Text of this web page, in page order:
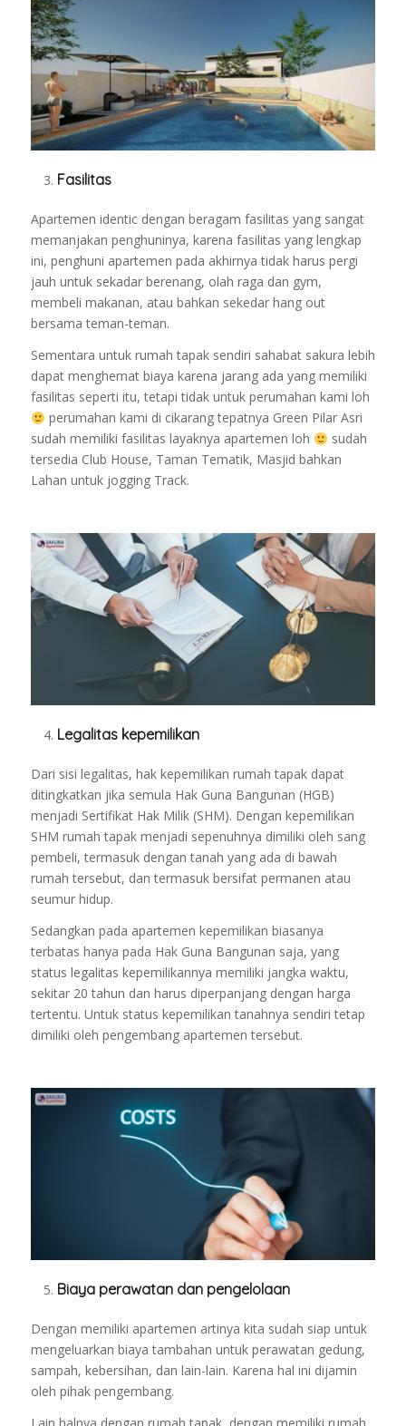
Fasilitas
Apartemen identic dengan beragam fasilitas yang sangat
memanjakan penghuninya, karena fasilitas yang lengkap
ini, penghuni apartemen pada akhirnya tidak harus pergi
jauh untuk sekadar berenang, olah raga dan gym,
membeli makanan, atau bahkan sekedar hang out
bersama teman-teman.
Sementara untuk rumah tapak sendiri sahabat sakura lebih
dapat menghemat biaya karena jarang ada yang memiliki
fasilitas seperti itu, tetapi tidak untuk perumahan kami loh
perumahan kami di cikarang tepatnya Green Pilar Asri
sudah memiliki fasilitas layaknya apartemen loh
sudah
tersedia Club House, Taman Tematik, Masjid bahkan
Lahan untuk jogging Track.
Legalitas kepemilikan
Dari sisi legalitas, hak kepemilikan rumah tapak dapat
ditingkatkan jika semula Hak Guna Bangunan (HGB)
menjadi Sertifikat Hak Milik (SHM). Dengan kepemilikan
SHM rumah tapak menjadi sepenuhnya dimiliki oleh sang
pembeli, termasuk dengan tanah yang ada di bawah
rumah tersebut, dan termasuk bersifat permanen atau
seumur hidup.
Sedangkan pada apartemen kepemilikan biasanya
terbatas hanya pada Hak Guna Bangunan saja, yang
status legalitas kepemilikannya memiliki jangka waktu,
sekitar 20 tahun dan harus diperpanjang dengan harga
tertentu. Untuk status kepemilikan tanahnya sendiri tetap
dimiliki oleh pengembang apartemen tersebut.
Biaya perawatan dan pengelolaan
Dengan memiliki apartemen artinya kita sudah siap untuk
mengeluarkan biaya tambahan untuk perawatan gedung,
sampah, kebersihan, dan lain-lain. Karena hal ini dijamin
oleh pihak pengembang.